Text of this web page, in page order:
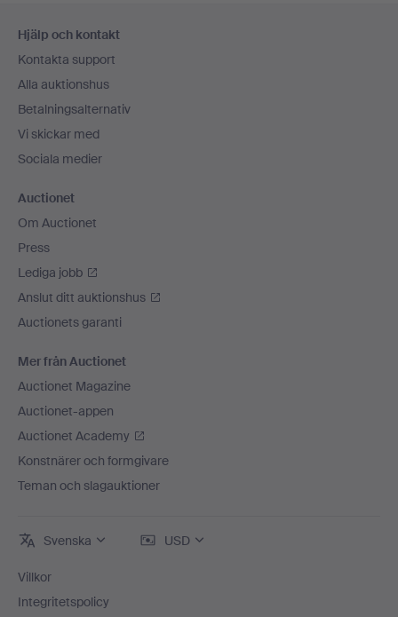
Hjälp och kontakt
Kontakta support
Alla auktionshus
Betalningsalternativ
Vi skickar med
Sociala medier
Auctionet
Om Auctionet
Press
Lediga jobb
Anslut ditt auktionshus
Auctionets garanti
Mer från Auctionet
Auctionet Magazine
Auctionet-appen
Auctionet Academy
Konstnärer och formgivare
Teman och slagauktioner
Svenska USD
Villkor
Integritetspolicy